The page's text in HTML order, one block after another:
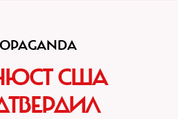
США